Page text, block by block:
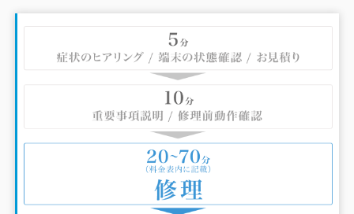
ります。
スマートフォンのことでお困りの際は、ぜひiCracked阪急大
井町ガーデン店にお越し下さい！